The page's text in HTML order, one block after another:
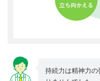
持続力は精神力